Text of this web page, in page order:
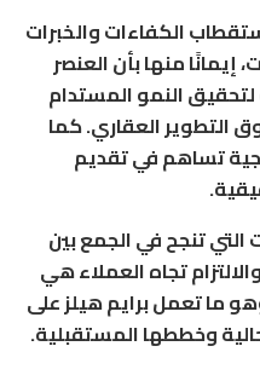
الكفاءات والخبرات
منها بأن العنصر
النمو المستدام
التطوير العقاري. كما
تساهم في تقديم
تنجح في الجمع بين
تجاه العملاء هي
ما تعمل برايم هيلز على
وخططها المستقبلية.